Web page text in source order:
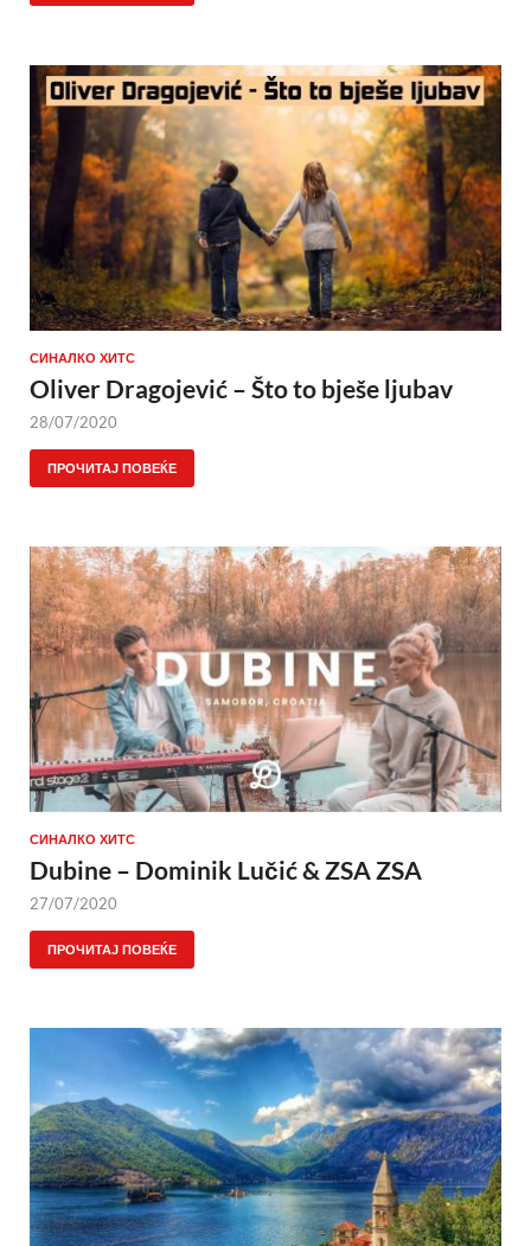
СИНАЛКО ХИТС
Oliver Dragojević – Što to bješe ljubav
28/07/2020
ПРОЧИТАЈ ПОВЕЌЕ
СИНАЛКО ХИТС
Dubine – Dominik Lučić & ZSA ZSA
27/07/2020
ПРОЧИТАЈ ПОВЕЌЕ